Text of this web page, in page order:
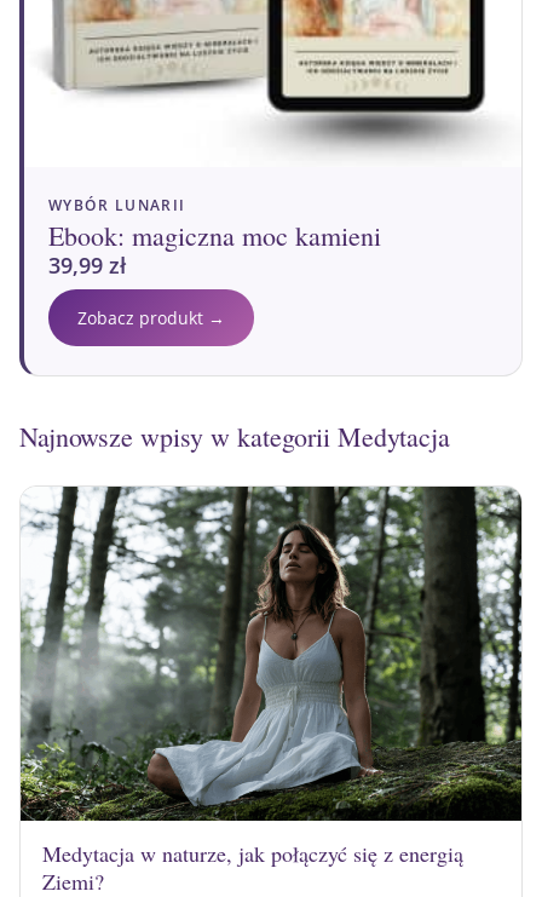
WYBÓR LUNARII
Ebook: magiczna moc kamieni
39,99 zł
Zobacz produkt →
Najnowsze wpisy w kategorii Medytacja
Medytacja w naturze, jak połączyć się z energią
Ziemi?